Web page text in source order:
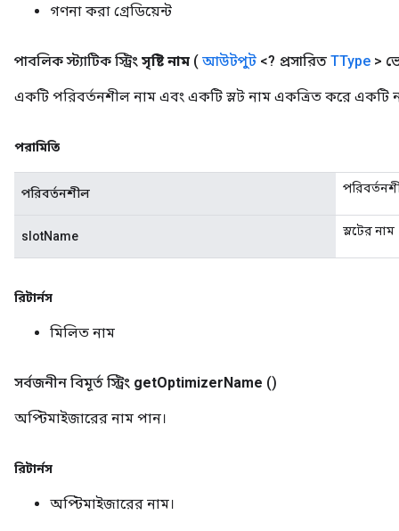
গণনা করা গ্রেডিয়েন্ট
পাবলিক স্ট্যাটিক স্ট্রিং সৃষ্টি নাম ( আউটপুট <? প্রসারিত TType >
একটি পরিবর্তনশীল নাম এবং একটি স্লট নাম একত্রিত করে একটি
পরামিতি
পরিবর্তনশীল
slotName স্লটের নাম
রিটার্নস
মিলিত নাম
সর্বজনীন বিমূর্ত স্ট্রিং getOptimizerName ()
অপ্টিমাইজারের নাম পান।
রিটার্নস
অপ্টিমাইজারের নাম।